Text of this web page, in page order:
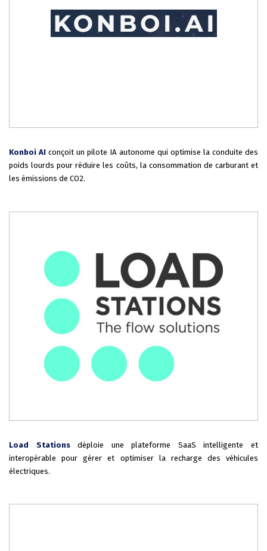
Konboi AI conçoit un pilote IA autonome qui optimise la conduite des
poids lourds pour réduire les coûts, la consommation de carburant et
les émissions de CO2.
Load Stationsdéploie une plateforme SaaS intelligente et
interopérable pour gérer et optimiser la recharge des véhicules
électriques.